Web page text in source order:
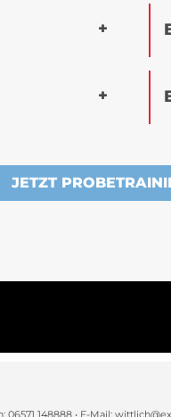
JETZT
148888 • E-Mail: